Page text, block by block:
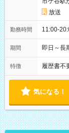
放送
勤務時間 11:00-
期間 即日～
特徴 履歴書不
気になる！